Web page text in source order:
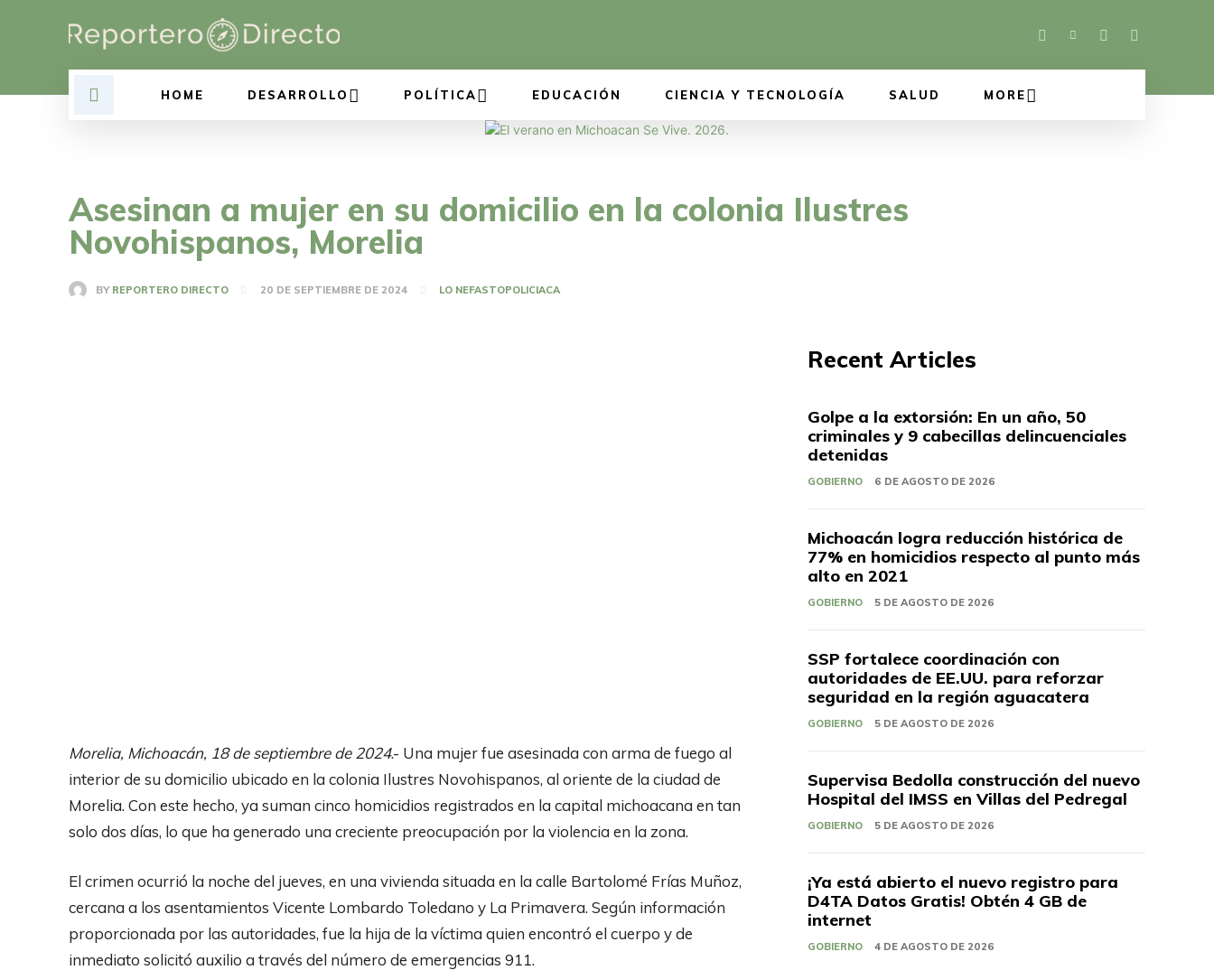
HOME DESARROLLO POLÍTICA EDUCACIÓN CIENCIA Y TECNOLOGÍA SALUD MORE
Asesinan a mujer en su domicilio en la colonia Ilustres
Novohispanos, Morelia
BY REPORTERO DIRECTO 20 DE SEPTIEMBRE DE 2024 LO NEFASTOPOLICIACA
Morelia, Michoacán, 18 de septiembre de 2024.- Una mujer fue asesinada con arma de fuego al
interior de su domicilio ubicado en la colonia Ilustres Novohispanos, al oriente de la ciudad de
Morelia. Con este hecho, ya suman cinco homicidios registrados en la capital michoacana en tan
solo dos días, lo que ha generado una creciente preocupación por la violencia en la zona.
El crimen ocurrió la noche del jueves, en una vivienda situada en la calle Bartolomé Frías Muñoz,
cercana a los asentamientos Vicente Lombardo Toledano y La Primavera. Según información
proporcionada por las autoridades, fue la hija de la víctima quien encontró el cuerpo y de
inmediato solicitó auxilio a través del número de emergencias 911.
Recent Articles
Golpe a la extorsión: En un año, 50
criminales y 9 cabecillas delincuenciales
detenidas
GOBIERNO 6 DE AGOSTO DE 2026
Michoacán logra reducción histórica de
77% en homicidios respecto al punto más
alto en 2021
GOBIERNO 5 DE AGOSTO DE 2026
SSP fortalece coordinación con
autoridades de EE.UU. para reforzar
seguridad en la región aguacatera
GOBIERNO 5 DE AGOSTO DE 2026
Supervisa Bedolla construcción del nuevo
Hospital del IMSS en Villas del Pedregal
GOBIERNO 5 DE AGOSTO DE 2026
¡Ya está abierto el nuevo registro para
D4TA Datos Gratis! Obtén 4 GB de
internet
GOBIERNO 4 DE AGOSTO DE 2026